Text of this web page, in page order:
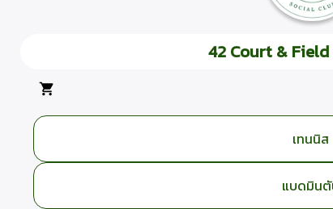
42 Court &
เทนนิส
แบดมิน